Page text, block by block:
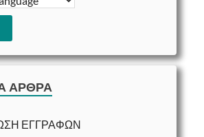
ΆΡΘΡΑ
ΕΓΓΡΑΦΩΝ